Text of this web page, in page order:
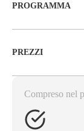
PROGRAMMA
PREZZI
Compreso nel